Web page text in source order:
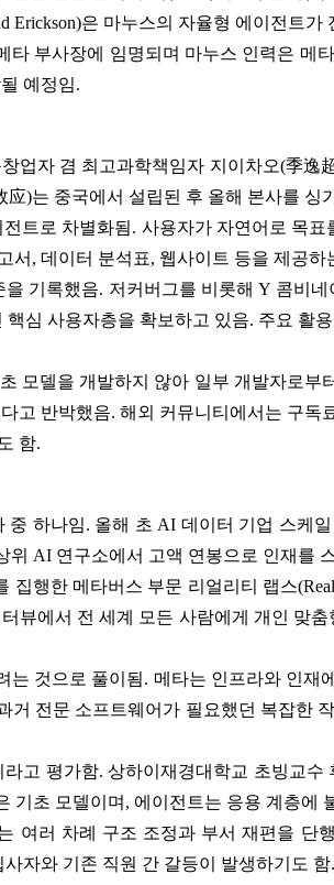
Erickson)은 마누스의 자율형 에이전트
부사장에 임명되며 마누스 인력은 메
예정임.
업자 겸 최고과학책임자 지이차오(季
)는 중국에서 설립된 후 올해 본사를 싱
트로 차별화됨. 사용자가 자연어로 목
, 데이터 분석표, 웹사이트 등을 제공하
기록했음. 저커버그를 비롯해 Y 콤비네
심 사용자층을 확보하고 있음. 주요
모델을 개발하지 않아 일부 개발자로
고 반박했음. 해외 커뮤니티에서는 구
함.
하나임. 올해 초 AI 데이터 기업 스케
AI 연구소에서 고액 연봉으로 인재를
행한 메타버스 부문 리얼리티 랩스
뷰에서 전 세계 모든 사람에게 개인 맞
것으로 풀이됨. 메타는 인프라와 인
전문 소프트웨어가 필요했던 복잡한
고 평가함. 상하이재경대학교 초빙교
기초 모델이며, 에이전트는 응용 계층에
여러 차례 구조 조정과 부서 재편을 단
자와 기존 직원 간 갈등이 발생하기도